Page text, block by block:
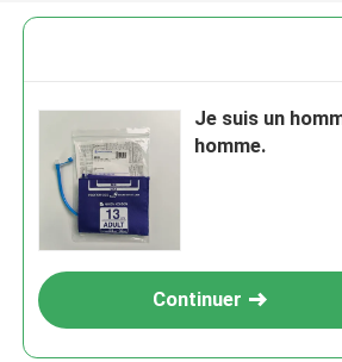
Je suis un
homme.
Continuer